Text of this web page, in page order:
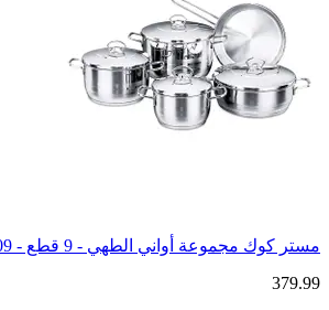
مستر كوك مجموعة أواني الطهي - 9 قطع - 109-09-BA1900
379.99